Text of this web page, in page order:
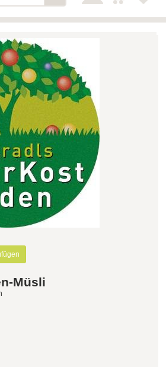
Café
Detail
Detail
Detail
Bischof
e.U. Detail
Detail
Detail
Detail
Müsli